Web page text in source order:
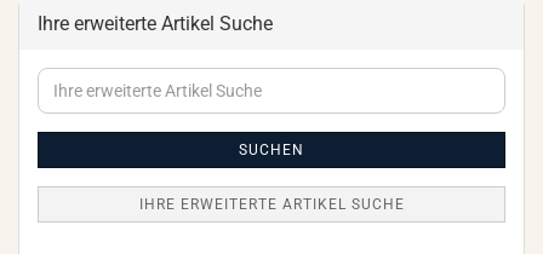
Ihre erweiterte Artikel Suche
Ihre
erweiterte
SUCHEN
IHRE ERWEITERTE ARTIKEL SUCHE